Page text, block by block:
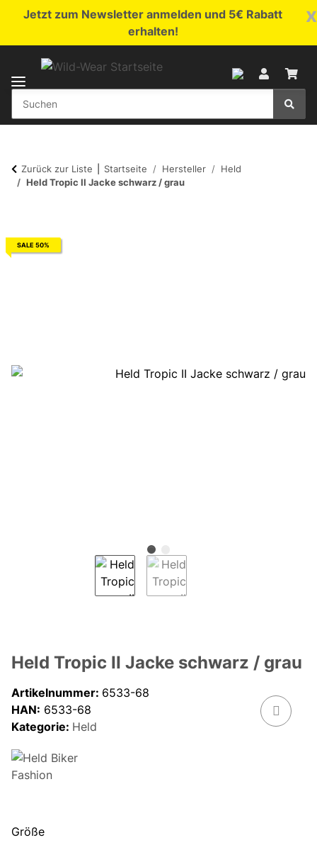
x
Jetzt zum Newsletter anmelden und 5€ Rabatt
erhalten!
Zurück zur Liste Startseite Hersteller
Held
Held Tropic II Jacke schwarz / grau
SALE 50%
Held Tropic II Jacke schwarz / grau
Artikelnummer: 6533-68
HAN: 6533-68
Kategorie: Held
Größe